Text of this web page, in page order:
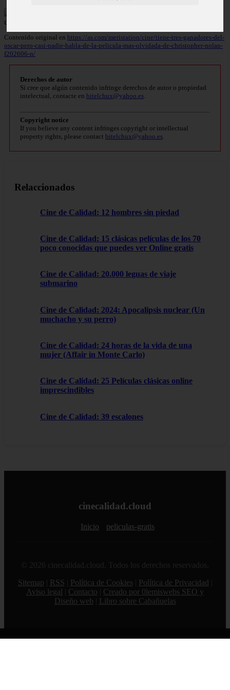
Contenido original en https://as.com/meristation/cine/tiene-tres-ganadores-del-
oscar-pero-casi-nadie-habla-de-la-pelicula-mas-olvidada-de-christopher-nolan-
f202606-n/
Derechos de autor
Si cree que algún contenido infringe derechos de autor o propiedad
intelectual, contacte en bitelchux@yahoo.es.
Copyright notice
If you believe any content infringes copyright or intellectual
property rights, please contact bitelchux@yahoo.es.
Relaccionados
Cine de Calidad: 12 hombres sin piedad
Cine de Calidad: 15 clásicas películas de los 70
poco conocidas que puedes ver Online gratis
Cine de Calidad: 20.000 leguas de viaje
submarino
Cine de Calidad: 2024: Apocalipsis nuclear (Un
muchacho y su perro)
Cine de Calidad: 24 horas de la vida de una
mujer (Affair in Monte Carlo)
Cine de Calidad: 25 Películas clásicas online
imprescindibles
Cine de Calidad: 39 escalones
cinecalidad.cloud
Inicio peliculas-gratis
© 2026 cinecalidad.cloud. Todos los derechos reservados.
Sitemap
RSS Política de Cookies Política de Privacidad
Aviso legal
Contacto
Creado por 0lemiswebs SEO y
Diseño web
Libro sobre Cabañuelas